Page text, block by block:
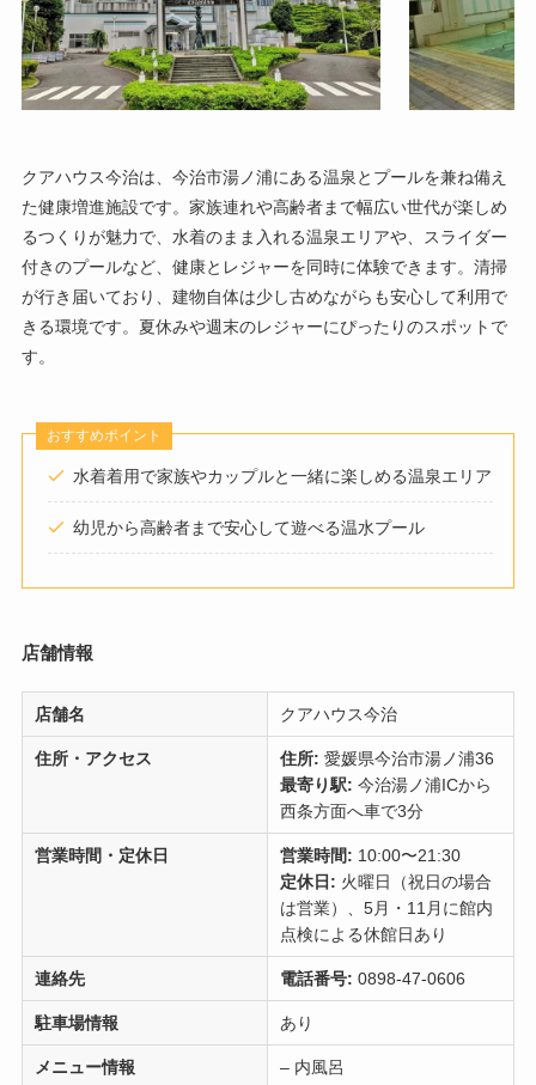
クアハウス今治は、今治市湯ノ浦にある温泉とプールを兼ね備え
た健康増進施設です。家族連れや高齢者まで幅広い世代が楽しめ
るつくりが魅力で、水着のまま入れる温泉エリアや、スライダー
付きのプールなど、健康とレジャーを同時に体験できます。清掃
が行き届いており、建物自体は少し古めながらも安心して利用で
きる環境です。夏休みや週末のレジャーにぴったりのスポットで
す。
おすすめポイント
水着着用で家族やカップルと一緒に楽しめる温泉エリア
幼児から高齢者まで安心して遊べる温水プール
店舗情報
店舗名 クアハウス今治
住所・アクセス 住所: 愛媛県今治市湯ノ浦36
最寄り駅: 今治湯ノ浦ICから
西条方面へ車で3分
営業時間・定休日 営業時間: 10:00〜21:30
定休日: 火曜日（祝日の場合
は営業）、5月・11月に館内
点検による休館日あり
連絡先 電話番号: 0898-47-0606
駐車場情報 あり
メニュー情報
– 内風呂